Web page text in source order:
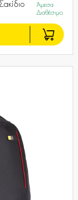
Άμεσα
Διαθέσιμο